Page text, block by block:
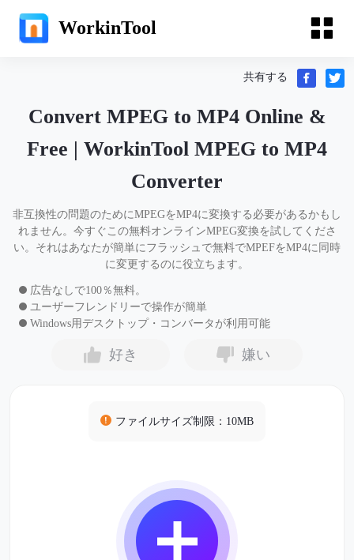
WorkinTool
共有する
Convert MPEG to MP4 Online &
Free | WorkinTool MPEG to MP4
Converter
非互換性の問題のためにMPEGをMP4に変換する必要があるかもし
れません。今すぐこの無料オンラインMPEG変換を試してくださ
い。それはあなたが簡単にフラッシュで無料でMPEFをMP4に同時
に変更するのに役立ちます。
広告なしで100％無料。
ユーザーフレンドリーで操作が簡単
Windows用デスクトップ・コンバータが利用可能
好き 嫌い
ファイルサイズ制限：10MB